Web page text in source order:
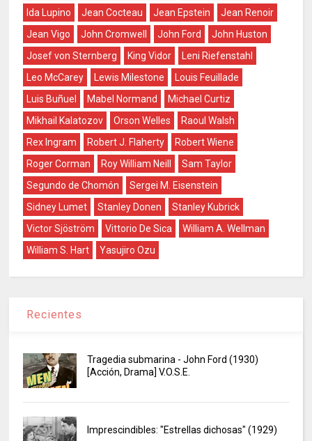
Ida Lupino
Jean Cocteau Jean Epstein
Jean Renoir
Jean Vigo
John Cromwell John Ford
John Huston
Josef von Sternberg
King Vidor
Leni Riefenstahl
Leo McCarey
Lewis Milestone
Louis Feuillade
Luis Buñuel
Mabel Normand
Michael Curtiz
Mikhail Kalatozov
Orson Welles
Raoul Walsh
Rex Ingram
Robert J. Flaherty
Robert Wiene
Roger Corman
Roy William Neill
Sam Taylor
Segundo de Chomón
Sergei M. Eisenstein
Sidney Lumet
Stanley Donen
Stanley Kubrick
Victor Sjöström
Vittorio De Sica
William A. Wellman
William S. Hart
Yasujiro Ozu
Recientes
Tragedia submarina - John Ford (1930)
[Acción, Drama] V.O.S.E.
Imprescindibles: "Estrellas dichosas" (1929)